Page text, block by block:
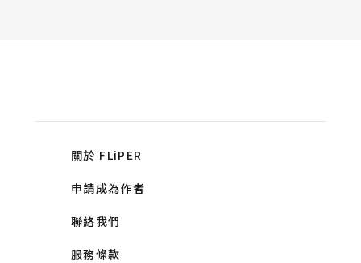
關於 FLiPER
申請成為作者
聯絡我們
服務條款